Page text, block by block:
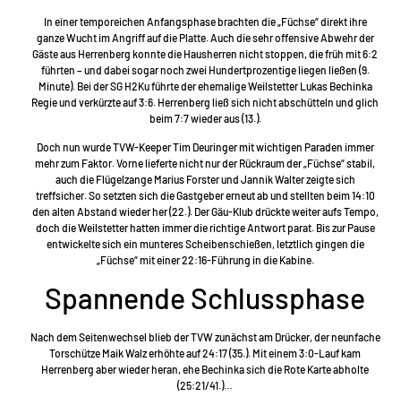
In einer temporeichen Anfangsphase brachten die „Füchse“ direkt ihre
ganze Wucht im Angriff auf die Platte. Auch die sehr offensive Abwehr der
Gäste aus Herrenberg konnte die Hausherren nicht stoppen, die früh mit 6:2
führten – und dabei sogar noch zwei Hundertprozentige liegen ließen (9.
Minute). Bei der SG H2Ku führte der ehemalige Weilstetter Lukas Bechinka
Regie und verkürzte auf 3:6. Herrenberg ließ sich nicht abschütteln und glich
beim 7:7 wieder aus (13.).
Doch nun wurde TVW-Keeper Tim Deuringer mit wichtigen Paraden immer
mehr zum Faktor. Vorne lieferte nicht nur der Rückraum der „Füchse“ stabil,
auch die Flügelzange Marius Forster und Jannik Walter zeigte sich
treffsicher. So setzten sich die Gastgeber erneut ab und stellten beim 14:10
den alten Abstand wieder her (22.). Der Gäu-Klub drückte weiter aufs Tempo,
doch die Weilstetter hatten immer die richtige Antwort parat. Bis zur Pause
entwickelte sich ein munteres Scheibenschießen, letztlich gingen die
„Füchse“ mit einer 22:16-Führung in die Kabine.
Spannende Schlussphase
Nach dem Seitenwechsel blieb der TVW zunächst am Drücker, der neunfache
Torschütze Maik Walz erhöhte auf 24:17 (35.). Mit einem 3:0-Lauf kam
Herrenberg aber wieder heran, ehe Bechinka sich die Rote Karte abholte
(25:21/41.)…